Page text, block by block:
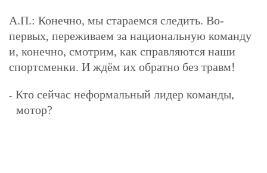
А.П.: Конечно, мы стараемся следить. Во-
первых, переживаем за национальную команду
и, конечно, смотрим, как справляются наши
спортсменки. И ждём их обратно без травм!
- Кто сейчас неформальный лидер команды,
мотор?